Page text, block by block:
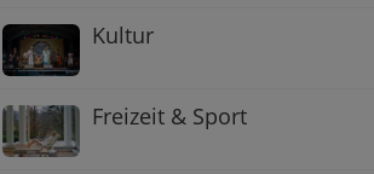
Kultur
Freizeit & Sport